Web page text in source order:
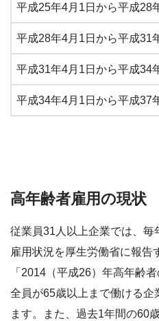
平成25年4月1日から平成28
平成28年4月1日から平成31
平成31年4月1日から平成34
平成34年4月1日から平成37
高年齢者雇用の現状
従業員31人以上企業では、
雇用状況を厚生労働省に報告
「2014（平成26）年高年齢
全員が65歳以上まで働ける企
ます。また、過去1年間の60